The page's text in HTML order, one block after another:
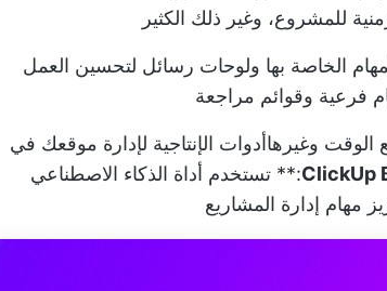
للمشروع، وغير ذلك الكثير
الخاصة بها ولوحات رسائل لتحسين العمل
فرعية وقوائم مراجعة
الوقت وغيرهاأدوات الإنتاجية لإدارة موقعك في
ClickUp:** تستخدم أداة الذكاء الاصطناعي